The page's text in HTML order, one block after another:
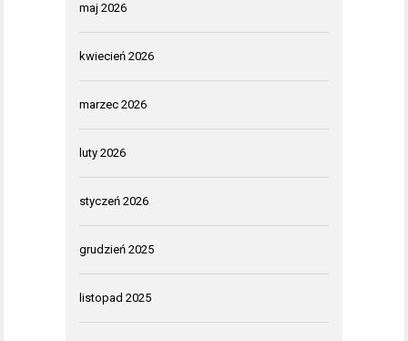
maj 2026
kwiecień 2026
marzec 2026
luty 2026
styczeń 2026
grudzień 2025
listopad 2025